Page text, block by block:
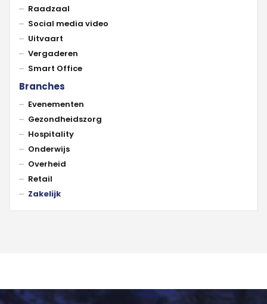
Raadzaal
Social media video
Uitvaart
Vergaderen
Smart Office
Branches
Evenementen
Gezondheidszorg
Hospitality
Onderwijs
Overheid
Retail
Zakelijk